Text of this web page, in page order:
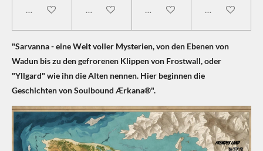
In den WarenkorbIn den WarenkorbIn den WarenkorbIn den
"Sarvanna - eine Welt voller Mysterien, von den Ebenen von
Wadun bis zu den gefrorenen Klippen von Frostwall, oder
"Yllgard" wie ihn die Alten nennen. Hier beginnen die
Geschichten von Soulbound Ærkana®".